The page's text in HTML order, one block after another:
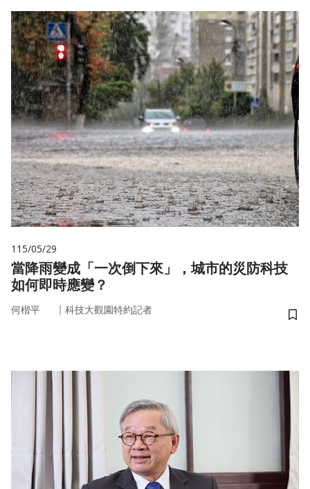
115/05/29
當降雨變成「一次倒下來」，城市的災防科技
如何即時應變？
何楷平 ｜ 科技大觀園特約記者
儲